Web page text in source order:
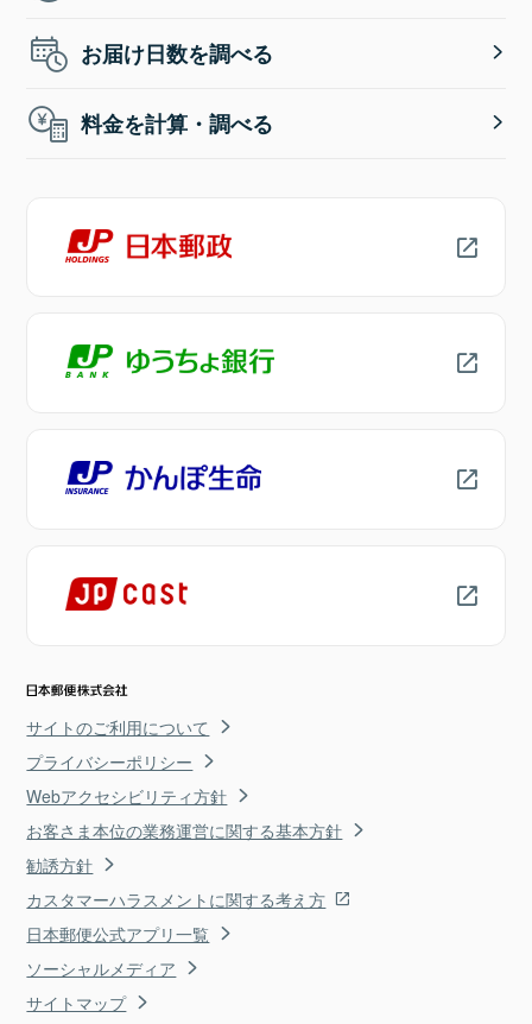
お届け日数を調べる
料金を計算・調べる
サイトのご利用について
プライバシーポリシー
Webアクセシビリティ方針
お客さま本位の業務運営に関する基本方針
勧誘方針
カスタマーハラスメントに関する考え方
日本郵便公式アプリ一覧
ソーシャルメディア
サイトマップ